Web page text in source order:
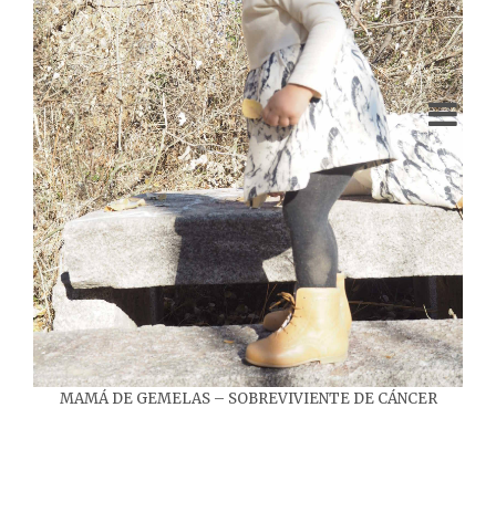
MAMÁ DE GEMELAS – SOBREVIVIENTE DE CÁNCER